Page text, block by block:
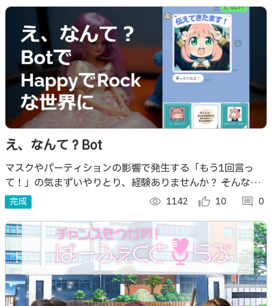
え、なんて？Bot
マスクやパーティションの影響で発生する「もう1回言っ
て！」の気まずいやりとり、経験ありませんか？ そんな日
常のやりとりを、アーニャが楽しくHappyに解決します♪
完成 visibility 1142 thumb_up_alt 10 comment 0